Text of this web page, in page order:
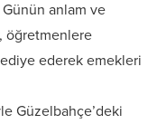
anlam ve
öğretmenlere
ederek emekleri
Güzelbahçe’deki